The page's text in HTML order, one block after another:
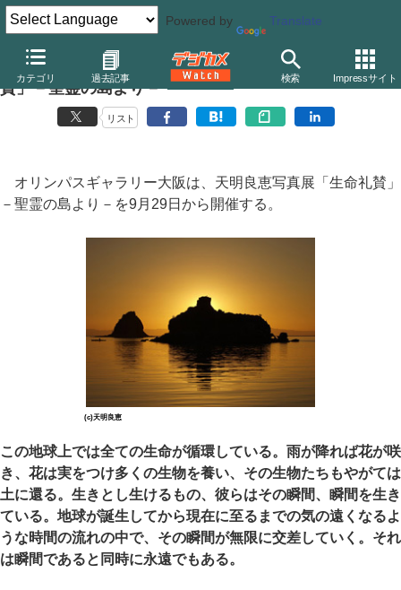
Powered by Translate
カテゴリ 過去記事 検索 Impressサイト
オリンパスギャラリー大阪、天明良恵写真展「生命礼
賛」－聖霊の島より－
リスト
オリンパスギャラリー大阪は、天明良恵写真展「生命礼賛」
－聖霊の島より－を9月29日から開催する。
(c)天明良恵
この地球上では全ての生命が循環している。雨が降れば花が咲
き、花は実をつけ多くの生物を養い、その生物たちもやがては
土に還る。生きとし生けるもの、彼らはその瞬間、瞬間を生き
ている。地球が誕生してから現在に至るまでの気の遠くなるよ
うな時間の流れの中で、その瞬間が無限に交差していく。それ
は瞬間であると同時に永遠でもある。